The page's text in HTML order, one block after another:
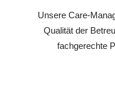
Unsere Care-
Qualität der
fachgerechte